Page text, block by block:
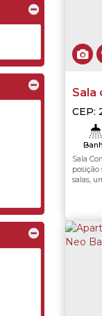
Sala
CEP:
Rio
Sala
posição sol da manhã,
salas, uma ao